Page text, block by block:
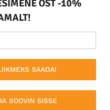
OST -10%
SAADA!
SOOVIN SISSE